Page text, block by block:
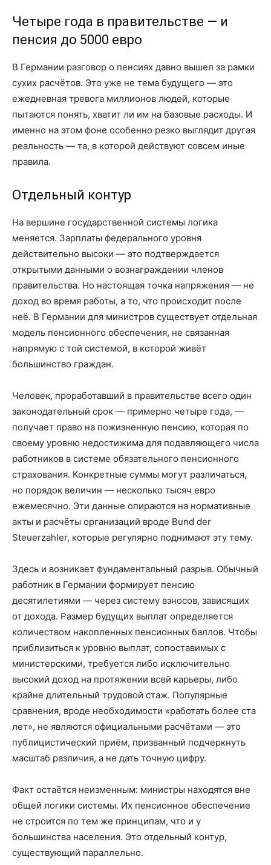
Четыре года в правительстве — и
пенсия до 5000 евро
В Германии разговор о пенсиях давно вышел за рамки
сухих расчётов. Это уже не тема будущего — это
ежедневная тревога миллионов людей, которые
пытаются понять, хватит ли им на базовые расходы. И
именно на этом фоне особенно резко выглядит другая
реальность — та, в которой действуют совсем иные
правила.
Отдельный контур
На вершине государственной системы логика
меняется. Зарплаты федерального уровня
действительно высоки — это подтверждается
открытыми данными о вознаграждении членов
правительства. Но настоящая точка напряжения — не
доход во время работы, а то, что происходит после
неё. В Германии для министров существует отдельная
модель пенсионного обеспечения, не связанная
напрямую с той системой, в которой живёт
большинство граждан.
Человек, проработавший в правительстве всего один
законодательный срок — примерно четыре года, —
получает право на пожизненную пенсию, которая по
своему уровню недостижима для подавляющего числа
работников в системе обязательного пенсионного
страхования. Конкретные суммы могут различаться,
но порядок величин — несколько тысяч евро
ежемесячно. Эти данные опираются на нормативные
акты и расчёты организаций вроде Bund der
Steuerzahler, которые регулярно поднимают эту тему.
Здесь и возникает фундаментальный разрыв. Обычный
работник в Германии формирует пенсию
десятилетиями — через систему взносов, зависящих
от дохода. Размер будущих выплат определяется
количеством накопленных пенсионных баллов. Чтобы
приблизиться к уровню выплат, сопоставимых с
министерскими, требуется либо исключительно
высокий доход на протяжении всей карьеры, либо
крайне длительный трудовой стаж. Популярные
сравнения, вроде необходимости «работать более ста
лет», не являются официальными расчётами — это
публицистический приём, призванный подчеркнуть
масштаб различия, а не дать точную цифру.
Факт остаётся неизменным: министры находятся вне
общей логики системы. Их пенсионное обеспечение
не строится по тем же принципам, что и у
большинства населения. Это отдельный контур,
существующий параллельно.